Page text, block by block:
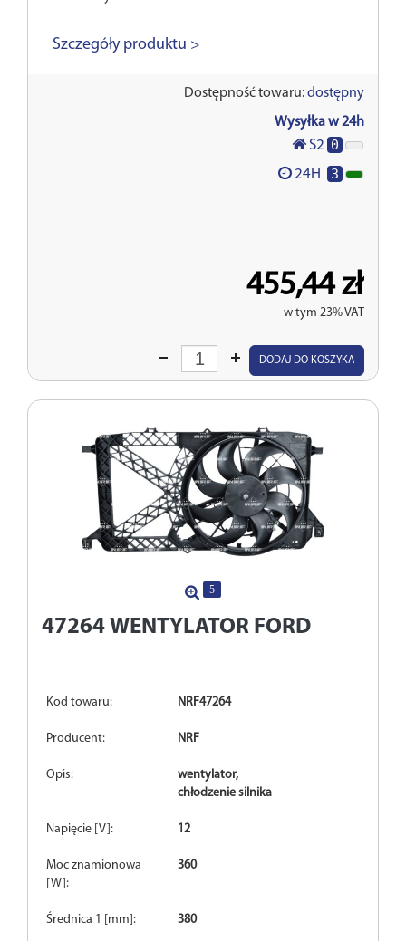
Szczegóły produktu >
Dostępność towaru:dostępny
Wysyłka w 24h
S2 0
24H 3
455,44 zł
w tym 23% VAT
Wprowadź
DODAJ DO KOSZYKA
5
47264 WENTYLATOR FORD
Kod towaru: NRF47264
Producent: NRF
Opis:
wentylator,
chłodzenie silnika
Napięcie [V]: 12
Moc znamionowa
[W]:
360
Średnica 1 [mm]: 380